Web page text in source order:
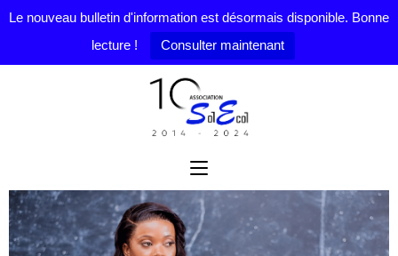
Le nouveau bulletin d'information est désormais disponible. Bonne
lecture !
Consulter maintenant